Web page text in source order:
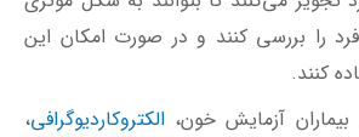
شود.